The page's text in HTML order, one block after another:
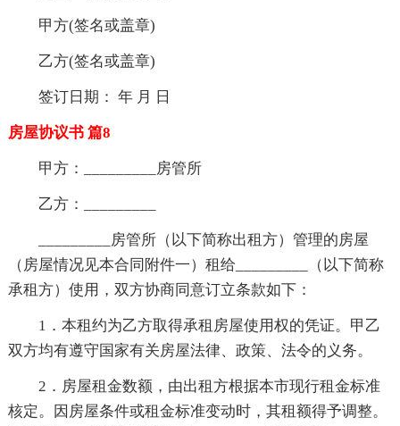
甲方(签名或盖章)
乙方(签名或盖章)
签订日期： 年 月 日
房屋协议书 篇8
甲方：_________房管所
乙方：_________
_________房管所（以下简称出租方）管理的房屋
（房屋情况见本合同附件一）租给_________（以下简称
承租方）使用，双方协商同意订立条款如下：
1．本租约为乙方取得承租房屋使用权的凭证。甲乙
双方均有遵守国家有关房屋法律、政策、法令的义务。
2．房屋租金数额，由出租方根据本市现行租金标准
核定。因房屋条件或租金标准变动时，其租额得予调整。